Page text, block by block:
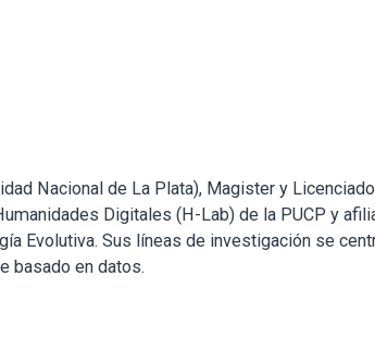
Nacional de La Plata), Magister y
Digitales (H-Lab) de la PUCP y
Evolutiva. Sus líneas de investigación se
basado en datos.